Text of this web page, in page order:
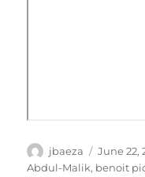
Author
jbaeza
Posted
on
June 22,
Abdul-Malik, benoit